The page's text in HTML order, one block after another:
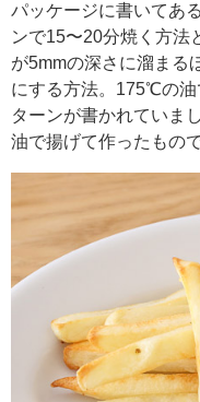
パッケージに書いてあ
ンで15〜20分焼く方法
が5mmの深さに溜まる
にする方法。175℃の
ターンが書かれていま
油で揚げて作ったもので